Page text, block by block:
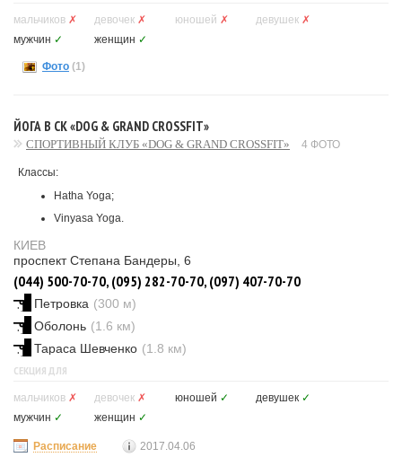
мальчиков ✗ девочек ✗ юношей ✗ девушек ✗
мужчин ✓ женщин ✓
Фото (1)
ЙОГА В СК «DOG & GRAND CROSSFIT»
СПОРТИВНЫЙ КЛУБ «DOG & GRAND CROSSFIT» 4 ФОТО
Классы:
Hatha Yoga;
Vinyasa Yoga.
КИЕВ
проспект Степана Бандеры, 6
(044) 500-70-70, (095) 282-70-70, (097) 407-70-70
Петровка (300 м)
Оболонь (1.6 км)
Тараса Шевченко (1.8 км)
СЕКЦИЯ ДЛЯ
мальчиков ✗ девочек ✗ юношей ✓ девушек ✓
мужчин ✓ женщин ✓
Расписание 2017.04.06